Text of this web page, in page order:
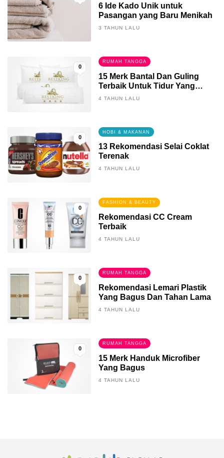
6 Ide Kado Unik untuk
Pasangan yang Baru Menikah
3 TAHUN LALU
0
RUMAH TANGGA
15 Merk Bantal Dan Guling
Terbaik Untuk Tidur Yang
Berkualitas
4 TAHUN LALU
0
HOBI & MAKANAN
13 Rekomendasi Selai Coklat
Terenak
4 TAHUN LALU
0
FASHION & BEAUTY
Rekomendasi CC Cream
Terbaik
4 TAHUN LALU
0
RUMAH TANGGA
Rekomendasi Lemari Plastik
Yang Bagus Dan Tahan Lama
4 TAHUN LALU
0
RUMAH TANGGA
15 Merk Handuk Microfiber
Yang Bagus
4 TAHUN LALU